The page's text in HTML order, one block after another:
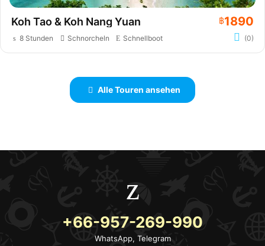
Koh Tao & Koh Nang Yuan ฿1890
8 Stunden Schnorcheln Schnellboot (0)
Alle Touren ansehen
+66-957-269-990
WhatsApp, Telegram